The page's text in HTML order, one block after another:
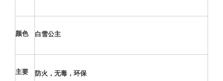
颜色 白雪公主
主要
防火，无毒，环保